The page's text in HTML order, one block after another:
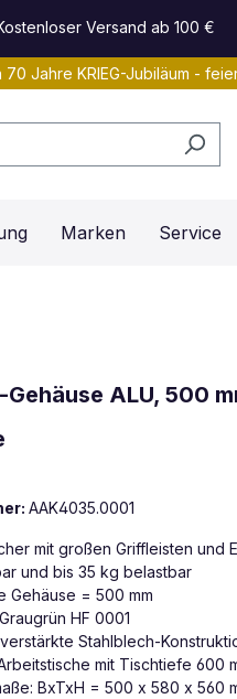
Versand ab 100 €
Jahre KRIEG-Jubiläum -
Marken Service
ALU, 500
AAK4035.0001
mit großen Griffleisten und
und bis 35 kg belastbar
Gehäuse = 500 mm
HF 0001
Stahlblech-
mit Tischtiefe 600
BxTxH = 500 x 580 x 560